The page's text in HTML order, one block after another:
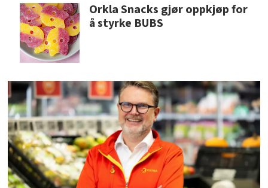
Orkla Snacks gjør oppkjøp for
å styrke BUBS